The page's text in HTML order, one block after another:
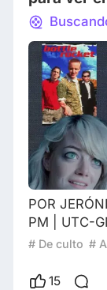
POR
PM | UTC-
EL CINE
astronauta
# De culto #
15